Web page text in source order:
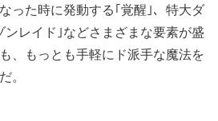
った時に発動する｢覚醒｣、特大ダ
レイド｣などさまざまな要素が盛
、もっとも手軽にド派手な魔法を
。